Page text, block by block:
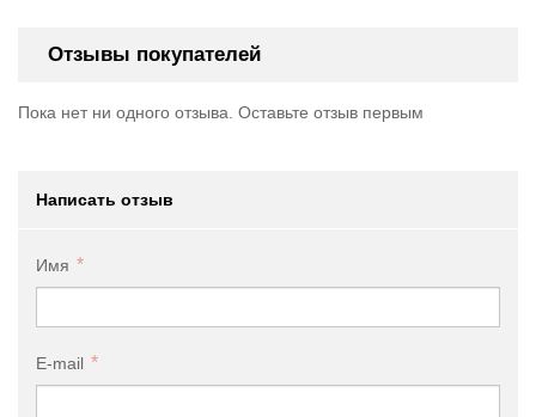
Отзывы покупателей
Пока нет ни одного отзыва. Оставьте отзыв первым
Написать отзыв
Имя
E-mail